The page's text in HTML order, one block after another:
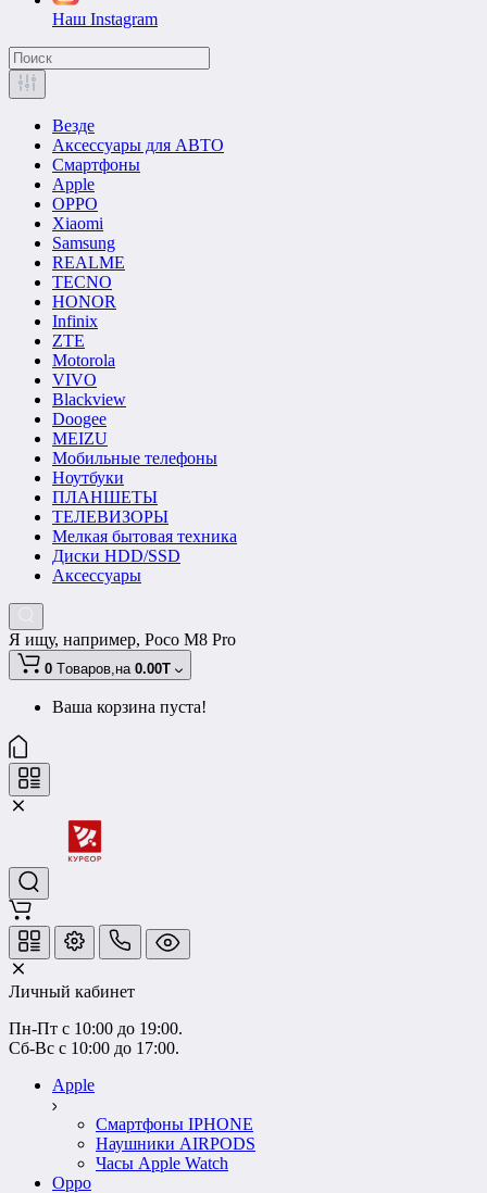
Наш Instagram
Везде
Аксессуары для АВТО
Смартфоны
Apple
OPPO
Xiaomi
Samsung
REALME
TECNO
HONOR
Infinix
ZTE
Motorola
VIVO
Blackview
Doogee
MEIZU
Мобильные телефоны
Ноутбуки
ПЛАНШЕТЫ
ТЕЛЕВИЗОРЫ
Мелкая бытовая техника
Диски HDD/SSD
Аксессуары
Я ищу, например, Poco M8 Pro
0 Tоваров,на 0.00T
Ваша корзина пуста!
Личный кабинет
Пн-Пт с 10:00 до 19:00.
Сб-Вс с 10:00 до 17:00.
Apple
Смартфоны IPHONE
Наушники AIRPODS
Часы Apple Watch
Oppo